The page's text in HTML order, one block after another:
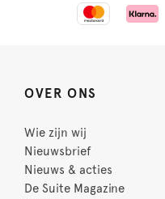
OVER ONS
Wie zijn wij
Nieuwsbrief
Nieuws & acties
De Suite Magazine